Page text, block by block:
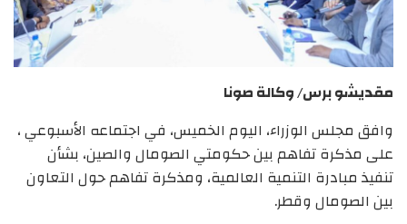
مقديشو برس/ وكالة صونا
وافق مجلس الوزراء، اليوم الخميس، في اجتماعه الأسبوعي ،
على مذكرة تفاهم بين حكومتي الصومال والصين، بشأن
تنفيذ مبادرة التنمية العالمية، ومذكرة تفاهم حول التعاون
بين الصومال وقطر.